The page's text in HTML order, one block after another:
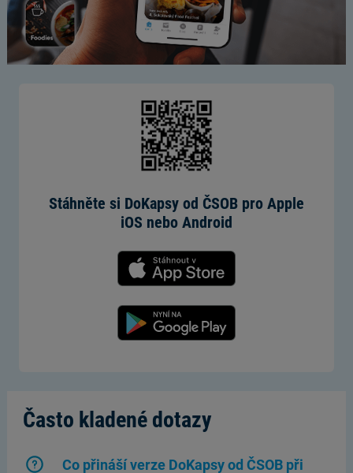
Stáhněte si DoKapsy od ČSOB pro Apple
iOS nebo Android
Často kladené dotazy
Co přináší verze DoKapsy od ČSOB při